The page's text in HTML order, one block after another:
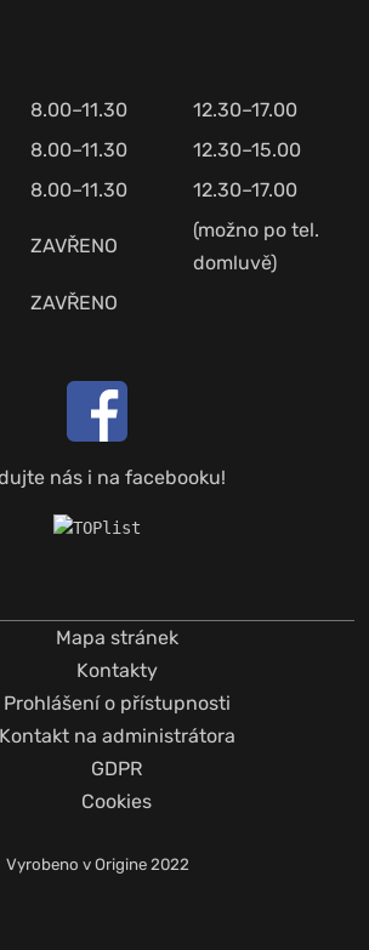
8.00–11.30
12.30–17.00
8.00–11.30
12.30–15.00
8.00–11.30 12.30–17.00
ZAVŘENO
(možno po tel.
domluvě)
ZAVŘENO
nás i na facebooku!
Mapa stránek
Kontakty
Prohlášení o přístupnosti
Kontakt na administrátora
GDPR
Cookies
Vyrobeno v Origine2022